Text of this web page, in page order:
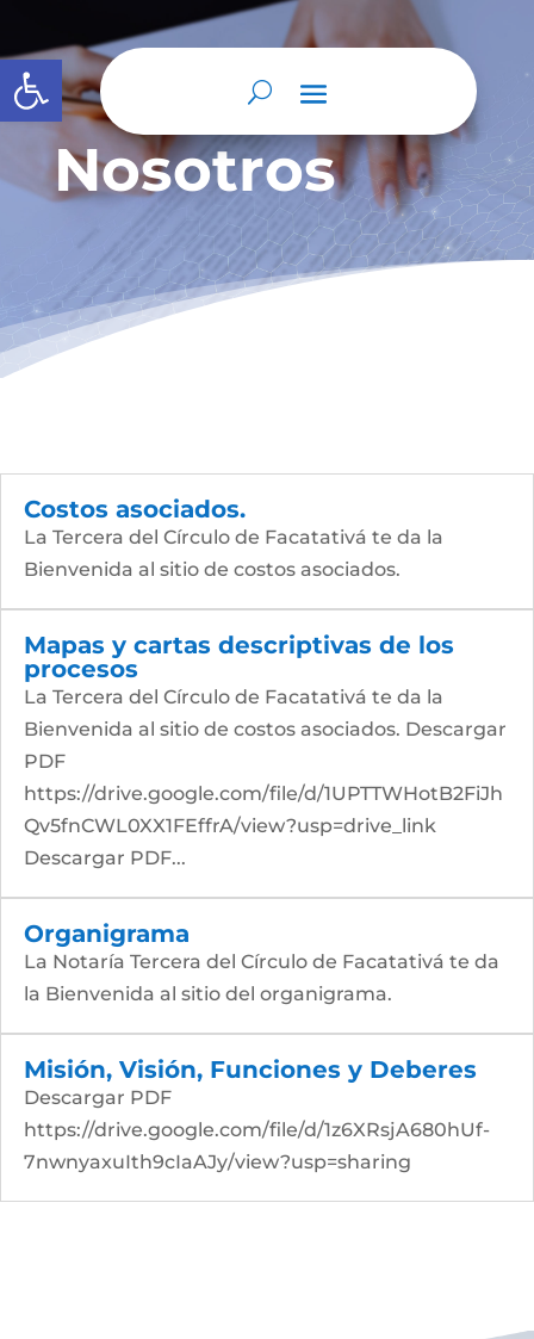
Abrir barra de herramientas
Nosotros
Costos asociados.
La Tercera del Círculo de Facatativá te da la
Bienvenida al sitio de costos asociados.
Mapas y cartas descriptivas de los
procesos
La Tercera del Círculo de Facatativá te da la
Bienvenida al sitio de costos asociados. Descargar
PDF
https://drive.google.com/file/d/1UPTTWHotB2FiJh
Qv5fnCWL0XX1FEffrA/view?usp=drive_link
Descargar PDF...
Organigrama
La Notaría Tercera del Círculo de Facatativá te da
la Bienvenida al sitio del organigrama.
Misión, Visión, Funciones y Deberes
Descargar PDF
https://drive.google.com/file/d/1z6XRsjA680hUf-
7nwnyaxuIth9cIaAJy/view?usp=sharing